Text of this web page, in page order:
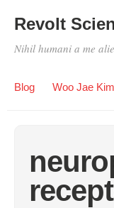
Revolt
Nihil humani a me
Blog Woo Jae Kim